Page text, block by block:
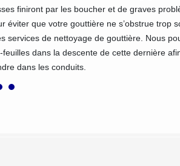
finiront par les boucher et de graves
éviter que votre gouttière ne s’obstrue trop
services de nettoyage de gouttière. Nous
dans la descente de cette dernière
dans les conduits.